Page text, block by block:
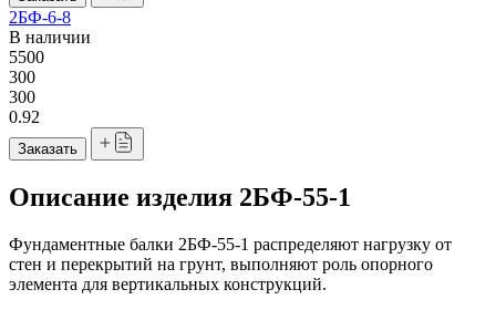
2БФ-6-8
В наличии
5500
300
300
0.92
Заказать
Описание изделия 2БФ-55-1
Фундаментные балки 2БФ-55-1 распределяют нагрузку от
стен и перекрытий на грунт, выполняют роль опорного
элемента для вертикальных конструкций.